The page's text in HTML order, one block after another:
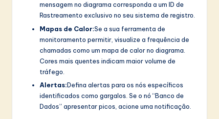
mensagem no diagrama corresponda a um ID de
Rastreamento exclusivo no seu sistema de registro.
Mapas de Calor:Se a sua ferramenta de
monitoramento permitir, visualize a frequência de
chamadas como um mapa de calor no diagrama.
Cores mais quentes indicam maior volume de
tráfego.
Alertas:Defina alertas para os nós específicos
identificados como gargalos. Se o nó “Banco de
Dados” apresentar picos, acione uma notificação.